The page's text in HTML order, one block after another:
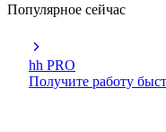
Популярное сейчас
hh PRO
Получите работу